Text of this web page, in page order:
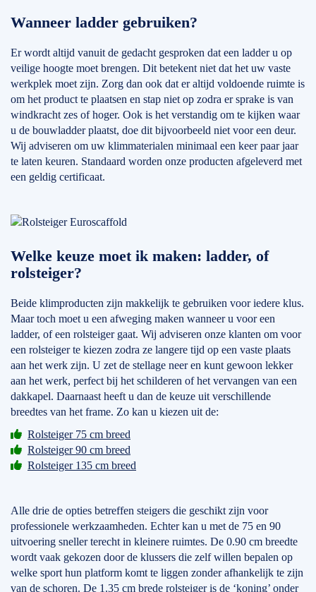
Wanneer ladder gebruiken?
Er wordt altijd vanuit de gedacht gesproken dat een ladder u op
veilige hoogte moet brengen. Dit betekent niet dat het uw vaste
werkplek moet zijn. Zorg dan ook dat er altijd voldoende ruimte is
om het product te plaatsen en stap niet op zodra er sprake is van
windkracht zes of hoger. Ook is het verstandig om te kijken waar
u de bouwladder plaatst, doe dit bijvoorbeeld niet voor een deur.
Wij adviseren om uw klimmaterialen minimaal een keer paar jaar
te laten keuren. Standaard worden onze producten afgeleverd met
een geldig certificaat.
Welke keuze moet ik maken: ladder, of
rolsteiger?
Beide klimproducten zijn makkelijk te gebruiken voor iedere klus.
Maar toch moet u een afweging maken wanneer u voor een
ladder, of een rolsteiger gaat. Wij adviseren onze klanten om voor
een rolsteiger te kiezen zodra ze langere tijd op een vaste plaats
aan het werk zijn. U zet de stellage neer en kunt gewoon lekker
aan het werk, perfect bij het schilderen of het vervangen van een
dakkapel. Daarnaast heeft u dan de keuze uit verschillende
breedtes van het frame. Zo kan u kiezen uit de:
Rolsteiger 75 cm breed
Rolsteiger 90 cm breed
Rolsteiger 135 cm breed
Alle drie de opties betreffen steigers die geschikt zijn voor
professionele werkzaamheden. Echter kan u met de 75 en 90
uitvoering sneller terecht in kleinere ruimtes. De 0.90 cm breedte
wordt vaak gekozen door de klussers die zelf willen bepalen op
welke sport hun platform komt te liggen zonder afhankelijk te zijn
van de schoren. De 1.35 cm brede rolsteiger is de ‘koning’ onder